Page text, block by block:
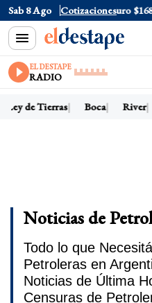
Sab 8 Ago Cotizaciones
CCL $1580.7 Euro $1688.03
EL DESTAPE
RADIO
de Tierras Boca River
Noticias de
Todo lo que
Petroleras en
Noticias de Última
Censuras de